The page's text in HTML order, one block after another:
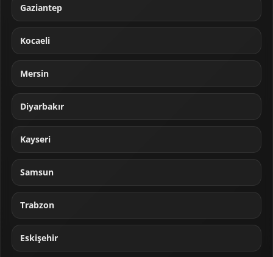
Gaziantep
Kocaeli
Mersin
Diyarbakır
Kayseri
Samsun
Trabzon
Eskişehir